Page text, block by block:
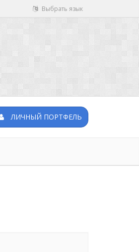
Выбрать язык
ЛИЧНЫЙ ПОРТФЕЛЬ